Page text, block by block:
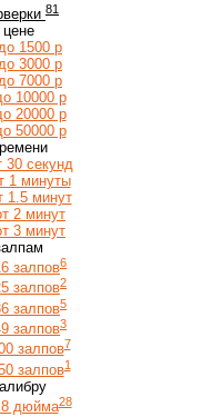
81
до 1500 р
до 3000 р
до 7000 р
10000 р
20000 р
50000 р
30 секунд
1 минуты
1.5 минут
2 минут
3 минут
залпов6
залпов2
залпов5
залпов3
залпов7
залпов1
дюйма28